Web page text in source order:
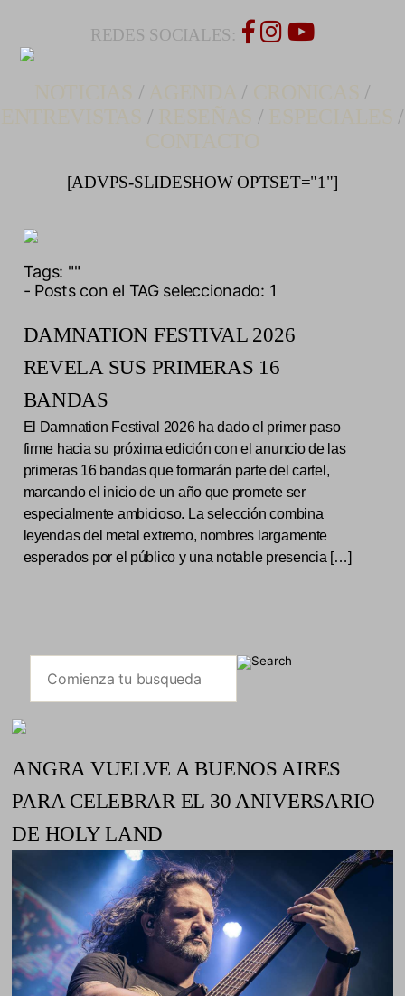
REDES SOCIALES:
/ /
/
/ /
/
[ADVPS-SLIDESHOW OPTSET="1"]
Tags: ""
- Posts con el TAG seleccionado: 1
DAMNATION FESTIVAL 2026
REVELA SUS PRIMERAS 16
BANDAS
El Damnation Festival 2026 ha dado el primer paso
firme hacia su próxima edición con el anuncio de las
primeras 16 bandas que formarán parte del cartel,
marcando el inicio de un año que promete ser
especialmente ambicioso. La selección combina
leyendas del metal extremo, nombres largamente
esperados por el público y una notable presencia […]
ANGRA VUELVE A BUENOS AIRES
PARA CELEBRAR EL 30 ANIVERSARIO
DE HOLY LAND